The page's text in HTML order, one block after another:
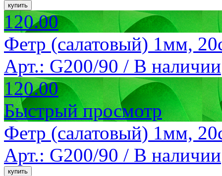
120.00
Фетр (салатовый) 1мм,
Арт.: G200/90 / В наличии
120.00
Быстрый просмотр
Фетр (салатовый) 1мм,
Арт.: G200/90 / В наличии